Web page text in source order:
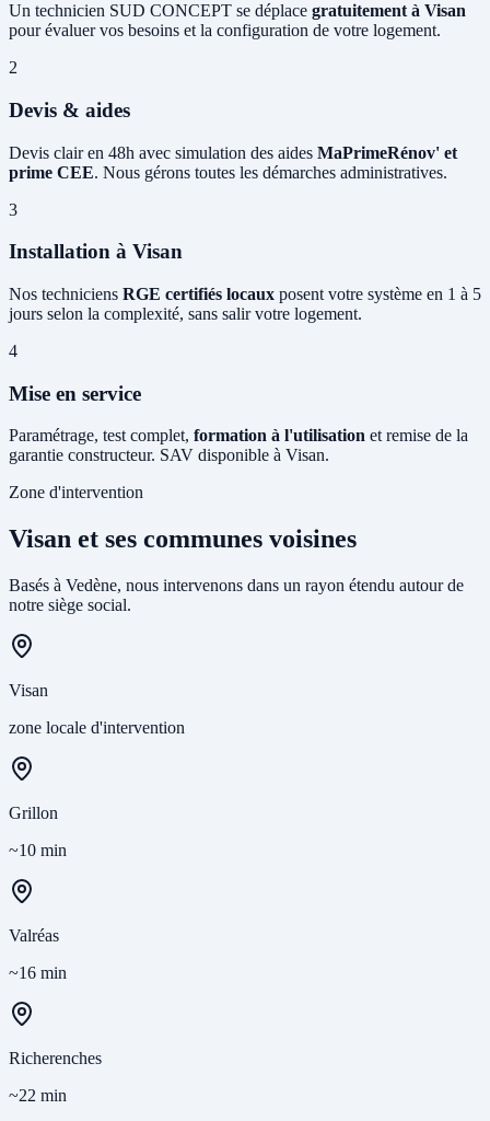
Un technicien SUD CONCEPT se déplace gratuitement à Visan
pour évaluer vos besoins et la configuration de votre logement.
2
Devis & aides
Devis clair en 48h avec simulation des aides MaPrimeRénov' et
prime CEE. Nous gérons toutes les démarches administratives.
3
Installation à Visan
Nos techniciens RGE certifiés locaux posent votre système en 1 à 5
jours selon la complexité, sans salir votre logement.
4
Mise en service
Paramétrage, test complet, formation à l'utilisation et remise de la
garantie constructeur. SAV disponible à Visan.
Zone d'intervention
Visan et ses communes voisines
Basés à Vedène, nous intervenons dans un rayon étendu autour de
notre siège social.
Visan
zone locale d'intervention
Grillon
~10 min
Valréas
~16 min
Richerenches
~22 min